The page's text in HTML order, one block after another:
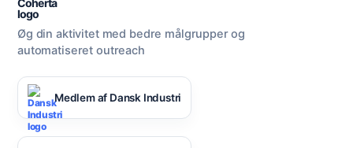
Øg din aktivitet med bedre målgrupper og
automatiseret outreach
Medlem af Dansk Industri